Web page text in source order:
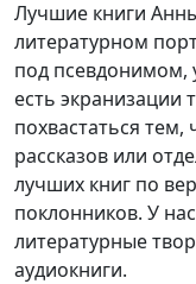
Лучшие книги
литературном
под псевдонимом,
есть экранизации
похвастаться тем,
рассказов или
лучших книг по
поклонников. У
литературные
аудиокниги.